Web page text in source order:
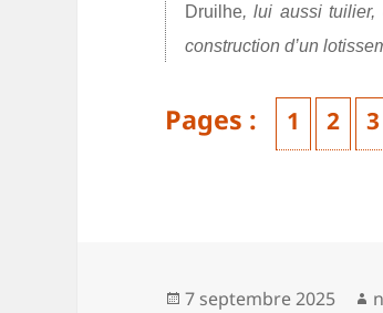
Druilhe, lui aussi tuilier,
construction d’un
Pages : Page
1 ,
Page
2 ,
3
Publié
le
7 septembre 2025